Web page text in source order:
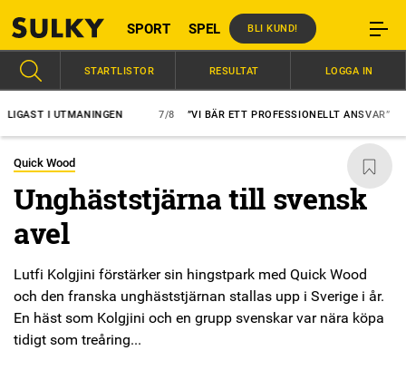
SPORT SPEL BLI KUND!
I UTMANINGEN ”VI BÄR ETT PROFESSIONELLT ANSVAR”
STARTLISTOR RESULTAT LOGGA IN
Quick Wood
Unghäststjärna till svensk
avel
Lutfi Kolgjini förstärker sin hingstpark med Quick Wood
och den franska unghäststjärnan stallas upp i Sverige i år.
En häst som Kolgjini och en grupp svenskar var nära köpa
tidigt som treåring...